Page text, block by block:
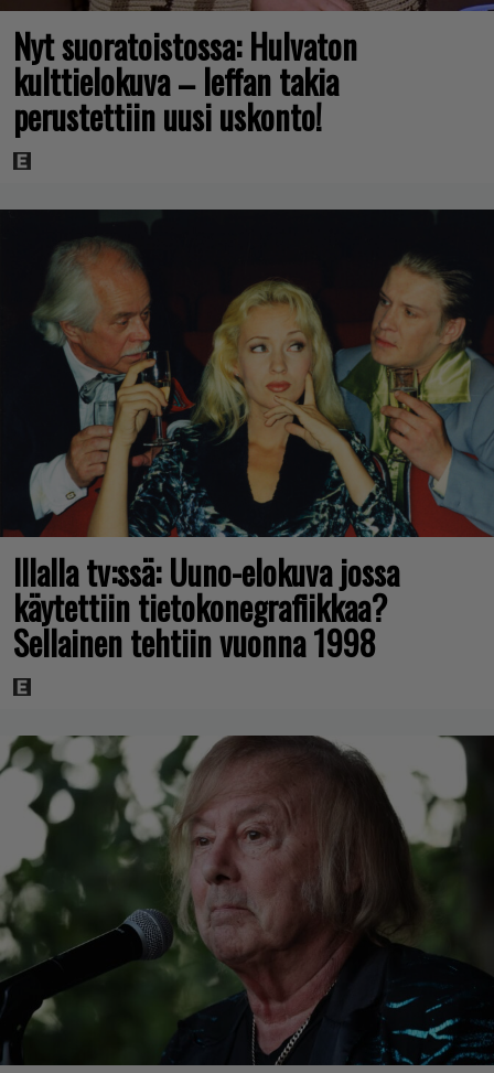
Nyt suoratoistossa: Hulvaton
kulttielokuva – leffan takia
perustettiin uusi uskonto!
Illalla tv:ssä: Uuno-elokuva jossa
käytettiin tietokonegrafiikkaa?
Sellainen tehtiin vuonna 1998